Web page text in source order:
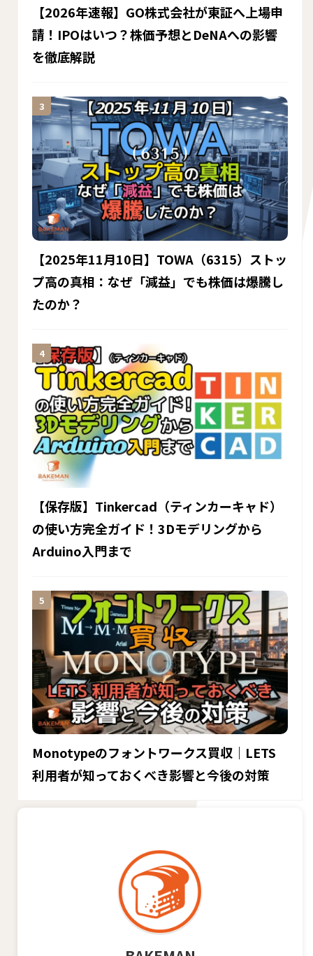
【2026年速報】GO株式会社が東証へ上場申
請！IPOはいつ？株価予想とDeNAへの影響
を徹底解説
【2025年11月10日】TOWA（6315）ストッ
プ高の真相：なぜ「減益」でも株価は爆騰し
たのか？
【保存版】Tinkercad（ティンカーキャド）
の使い方完全ガイド！3Dモデリングから
Arduino入門まで
Monotypeのフォントワークス買収｜LETS
利用者が知っておくべき影響と今後の対策